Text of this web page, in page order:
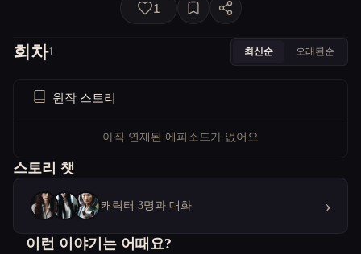
1
회차1 최신순 오래된순
원작 스토리
아직 연재된 에피소드가 없어요
스토리 챗
캐릭터 3명과 대화 ›
이런 이야기는 어때요?